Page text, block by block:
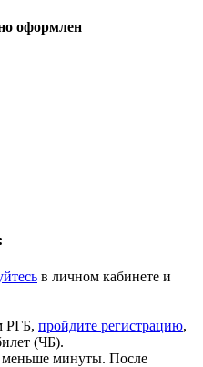
оформлен
в личном кабинете и
РГБ, пройдите регистрацию,
(ЧБ).
меньше минуты. После